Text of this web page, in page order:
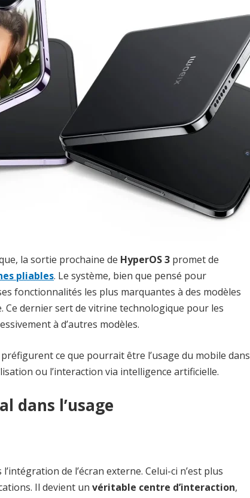
la sortie prochaine de HyperOS 3 promet de
pliables. Le système, bien que pensé pour
fonctionnalités les plus marquantes à des modèles
Ce dernier sert de vitrine technologique pour les
à d’autres modèles.
ce que pourrait être l’usage du mobile dans
ou l’interaction via intelligence artificielle.
dans l’usage
de l’écran externe. Celui-ci n’est plus
Il devient un véritable centre d’interaction,